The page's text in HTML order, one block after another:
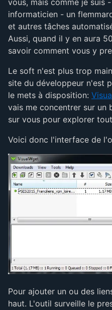
vous, mais comme je suis
informaticien - un
et autres tâches
Aussi, quand il y en aura
savoir comment vous y
Le soft n'est plus trop
site du développeur n'est
le mets à disposition:
vais me concentrer sur un
sur vous pour explorer
Voici donc l'interface de
Pour ajouter un ou des
haut. L'outil surveille le